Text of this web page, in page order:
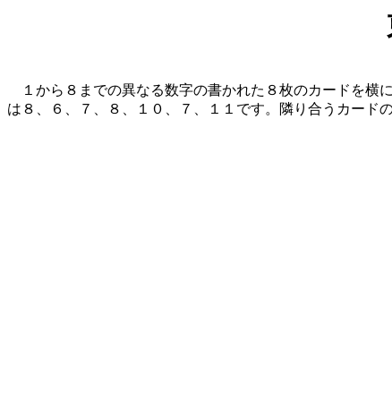
１から８までの異なる数字の書かれた８枚のカードを横
は８、６、７、８、１０、７、１１です。隣り合うカード